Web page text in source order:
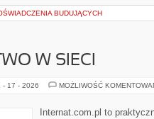
BUDUJĄCYCH
W SIECI
- 17 - 2026 MOŻLIWOŚĆ
Internat.com.pl to